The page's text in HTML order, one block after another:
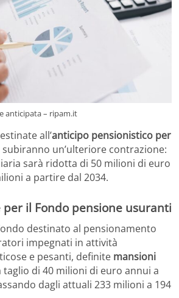
anticipata – ripam.it
all’anticipo pensionistico per
subiranno un’ulteriore contrazione:
sarà ridotta di 50 milioni di euro
a partire dal 2034.
per il Fondo pensione usuranti
destinato al pensionamento
impegnati in attività
e pesanti, definite mansioni
taglio di 40 milioni di euro annui a
dagli attuali 233 milioni a 194